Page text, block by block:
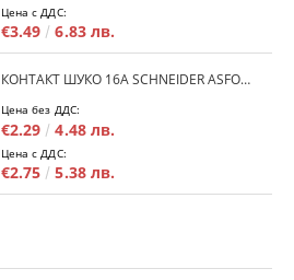
Цена с ДДС:
€3.49 6.83 лв.
КОНТАКТ ШУКО 16A SCHNEIDER ASFORA EPH2900121 - БЯЛ
Цена без ДДС:
€2.29 4.48 лв.
Цена с ДДС:
€2.75 5.38 лв.